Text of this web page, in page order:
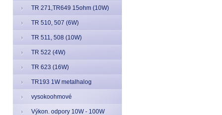
TR 271,TR649 15ohm (10W)
TR 510, 507 (6W)
TR 511, 508 (10W)
TR 522 (4W)
TR 623 (16W)
TR193 1W metalhalog
vysokoohmové
Výkon. odpory 10W - 100W